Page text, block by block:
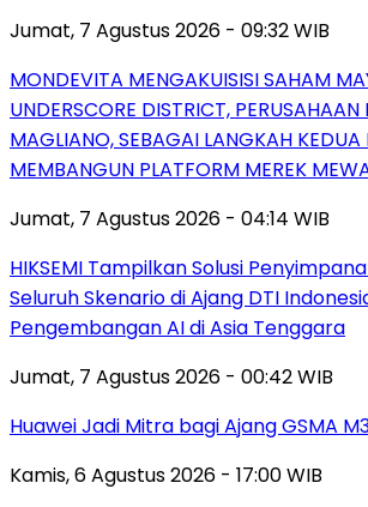
Jumat, 7 Agustus 2026 - 09:32 WIB
MONDEVITA MENGAKUISISI SAHAM
UNDERSCORE DISTRICT, PERUSAHAAN
MAGLIANO, SEBAGAI LANGKAH
MEMBANGUN PLATFORM MEREK
Jumat, 7 Agustus 2026 - 04:14 WIB
HIKSEMI Tampilkan Solusi
Seluruh Skenario di Ajang DTI
Pengembangan AI di Asia Tenggara
Jumat, 7 Agustus 2026 - 00:42 WIB
Huawei Jadi Mitra bagi Ajang GSMA
Kamis, 6 Agustus 2026 - 17:00 WIB